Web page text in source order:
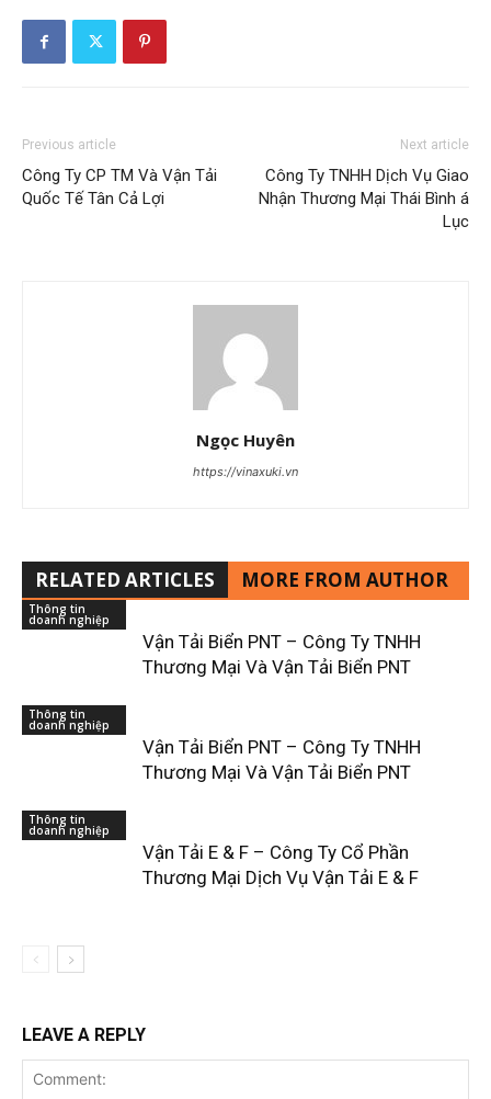
Previous article
Công Ty CP TM Và Vận Tải
Quốc Tế Tân Cả Lợi
Next article
Công Ty TNHH Dịch Vụ Giao
Nhận Thương Mại Thái Bình á
Lục
Ngọc Huyên
https://vinaxuki.vn
RELATED ARTICLES MORE FROM AUTHOR
Thông tin
doanh nghiệp
Vận Tải Biển PNT – Công Ty TNHH
Thương Mại Và Vận Tải Biển PNT
Thông tin
doanh nghiệp
Vận Tải Biển PNT – Công Ty TNHH
Thương Mại Và Vận Tải Biển PNT
Thông tin
doanh nghiệp
Vận Tải E & F – Công Ty Cổ Phần
Thương Mại Dịch Vụ Vận Tải E & F
LEAVE A REPLY